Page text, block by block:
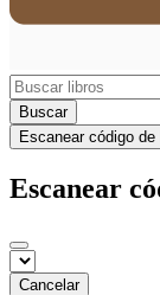
Buscar
Escanear código de
Escanear
Cancelar